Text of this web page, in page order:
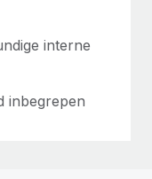
interne
inbegrepen